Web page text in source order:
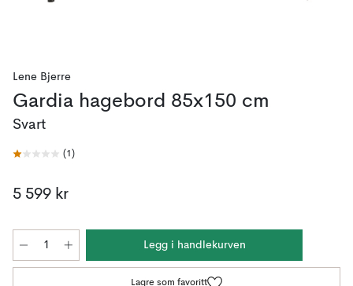
Lene Bjerre
Gardia hagebord 85x150 cm
Svart
(1 )
5 599 kr
Legg i handlekurven
Lagre som favoritt